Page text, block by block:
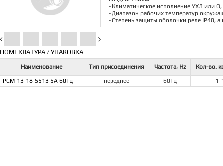
- Климатическое исполнение УХЛ или
- Диапазон рабочих температур
- Степень защиты оболочки реле IP40,
НОМЕКЛАТУРА/ УПАКОВКА
Наименование Тип присоединения Частота, Hz
Кол-во.
РСМ-13-18-5513 5А 60Гц
переднее 60Гц 1